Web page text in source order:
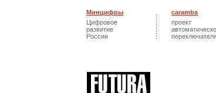
Минцифры
Цифровое
развитие
России
caramba
проект